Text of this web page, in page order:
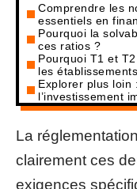
Comprendre les
essentiels en
Pourquoi la
ces ratios ?
Pourquoi T1 et
les
Explorer plus loin
l’investissement
La
clairement ces
exigences